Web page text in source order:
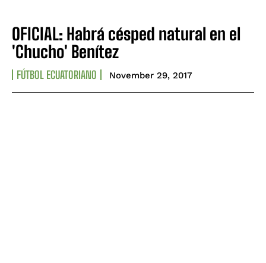
OFICIAL: Habrá césped natural en el
'Chucho' Benítez
FÚTBOL ECUATORIANO November 29, 2017